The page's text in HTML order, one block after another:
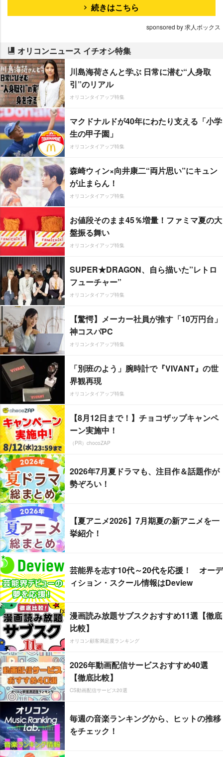
続きはこちら
sponsored by 求人ボックス
オリコンニュース イチオシ特集
川島海荷さんと学ぶ 日常に潜む“人身取
引”のリアル
オリコンタイアップ特集
マクドナルドが40年にわたり支える「小学
生の甲子園」
オリコンタイアップ特集
森崎ウィン×向井康二“両片思い”にキュン
が止まらん！
オリコンタイアップ特集
お値段そのまま45％増量！ファミマ夏の大
盤振る舞い
オリコンタイアップ特集
SUPER★DRAGON、自ら描いた”レトロ
フューチャー”
オリコンタイアップ特集
【驚愕】メーカー社員が推す「10万円台」
神コスパPC
オリコンタイアップ特集
「別班のよう」腕時計で『VIVANT』の世
界観再現
オリコンタイアップ特集
【8月12日まで！】チョコザップキャンペ
ーン実施中！
（PR）chocoZAP
2026年7月夏ドラマも、注目作＆話題作が
勢ぞろい！
【夏アニメ2026】7月期夏の新アニメを一
挙紹介！
芸能界を志す10代～20代を応援！ オーデ
ィション・スクール情報はDeview
漫画読み放題サブスクおすすめ11選【徹底
比較】
オリコン顧客満足度ランキング
2026年動画配信サービスおすすめ40選
【徹底比較】
CS動画配信サービス20選
毎週の音楽ランキングから、ヒットの推移
をチェック！